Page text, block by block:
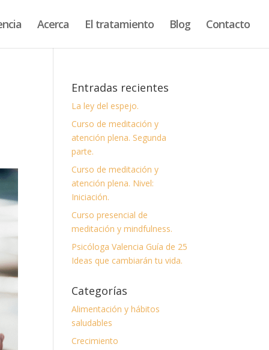
Acerca El tratamiento Blog Contacto
Entradas recientes
La ley del espejo.
Curso de meditación y
atención plena. Segunda
parte.
Curso de meditación y
atención plena. Nivel:
Iniciación.
Curso presencial de
meditación y mindfulness.
Psicóloga Valencia Guía de 25
Ideas que cambiarán tu vida.
Categorías
Alimentación y hábitos
saludables
Crecimiento